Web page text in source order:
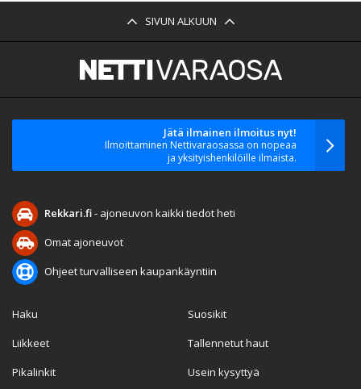
SIVUN ALKUUN
Jätä ilmainen ilmoitus nyt!
Ilmoittaminen Nettivaraosassa on nopeaa
ja yksityishenkilöille ilmaista.
Rekkari.fi- ajoneuvon kaikki tiedot heti
Omat ajoneuvot
Ohjeet turvalliseen kaupankäyntiin
Haku
Liikkeet
Pikalinkit
Suosikit
Tallennetut haut
Usein kysyttyä